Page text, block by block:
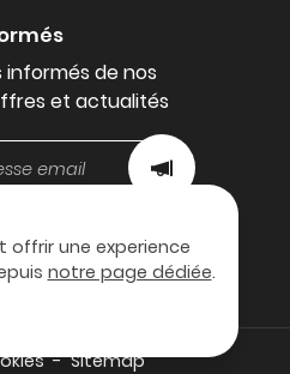
informés de nos
et actualités
Sitemap
offrir une experience
notre page dédiée.